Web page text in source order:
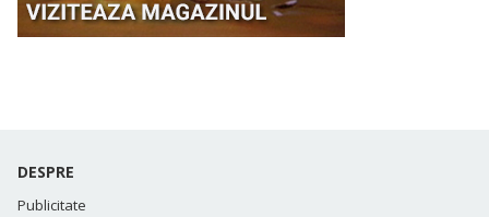
DESPRE
Publicitate